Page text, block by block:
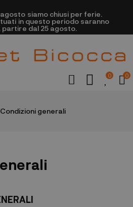
siamo chiusi per ferie.
in questo periodo saranno
dal 25 agosto.
0 0
Condizioni generali